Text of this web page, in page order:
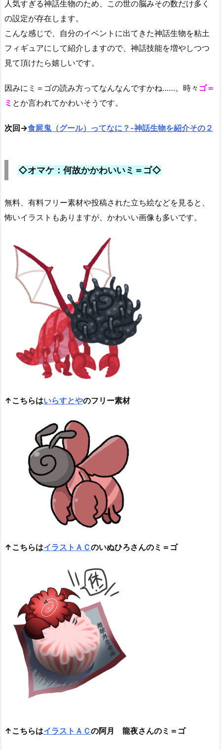
人気すぎる神話生物のため、この世の脳みその数だけ多く
の設定が存在します。
こんな感じで、自分のイベントに出てきた神話生物を粘土
フィギュアにして紹介しますので、神話技能を増やしつつ
見て頂けたら嬉しいです。
因みにミ＝ゴの読み方ってなんなんですかね……。時々 ゴ＝
ミ とか言われてかわいそうです。
次回→食屍鬼（グール）ってなに？-神話生物を紹介その２
◇オマケ：何故かかわいいミ＝ゴ◇
無料、有料フリー素材や投稿された立ち絵などを見ると、
怖いイラストもありますが、かわいい画像も多いです。
↑こちらはいらすとやのフリー素材
↑こちらはイラストＡＣのいぬひろさんのミ＝ゴ
↑こちらはイラストＡＣの阿月 龍夜さんのミ＝ゴ